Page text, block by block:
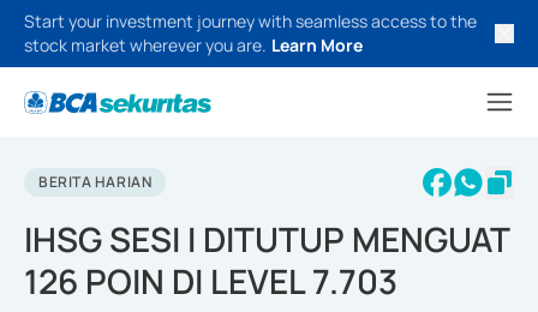
Start your investment journey with seamless access to the
stock market wherever you are. Learn More
BERITA HARIAN
IHSG SESI I DITUTUP MENGUAT
126 POIN DI LEVEL 7.703